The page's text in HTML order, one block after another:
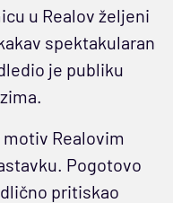
u Realov željeni
spektakularan
je publiku
Realovim
Pogotovo
pritiskao